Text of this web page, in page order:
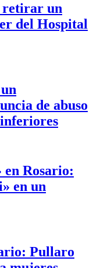
retirar un
del Hospital
de abuso
en Rosario:
en un
Pullaro